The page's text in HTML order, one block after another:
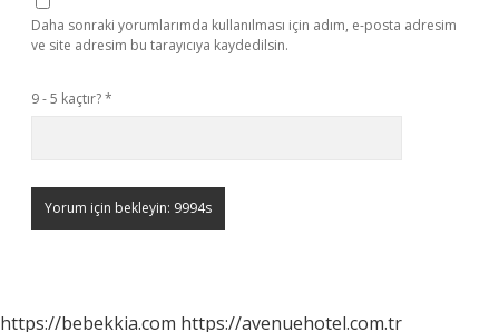
Daha sonraki yorumlarımda kullanılması için adım, e-posta adresim
ve site adresim bu tarayıcıya kaydedilsin.
9 - 5 kaçtır?*
https://bebekkia.com https://avenuehotel.com.tr